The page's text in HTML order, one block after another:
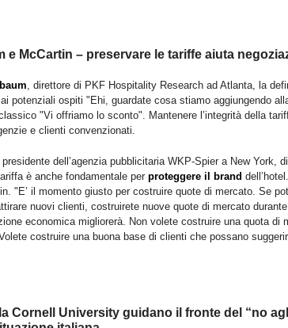
e McCartin – preservare le tariffe aiuta
, direttore di PKF Hospitality Research ad Atlanta, la
potenziali ospiti "Ehi, guardate cosa stiamo aggiungendo
"Vi offriamo lo sconto". Mantenere l’integrità della
e clienti convenzionati.
presidente dell’agenzia pubblicitaria WKP-Spier a New York,
è anche fondamentale per proteggere il brand
"E’ il momento giusto per costruire quote di mercato. Se
nuovi clienti, costruirete nuove quote di mercato
economica migliorerà. Non volete costruire una quota di
costruire una buona base di clienti che possano
Cornell University guidano il fronte del “no